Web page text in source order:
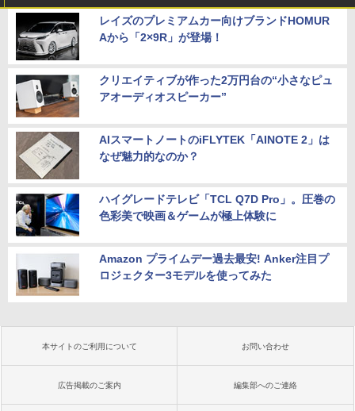
レイズのプレミアムカー向けブランドHOMUR
Aから「2×9R」が登場！
クリエイティブが作った2万円台の“小さなピュ
アオーディオスピーカー”
AIスマートノートのiFLYTEK「AINOTE 2」は
なぜ魅力的なのか？
ハイグレードテレビ「TCL Q7D Pro」。圧巻の
色彩美で映画＆ゲームが極上体験に
Amazon プライムデー過去最安! Anker注目プ
ロジェクター3モデルを使ってみた
本サイトのご利用について お問い合わせ
広告掲載のご案内 編集部へのご連絡